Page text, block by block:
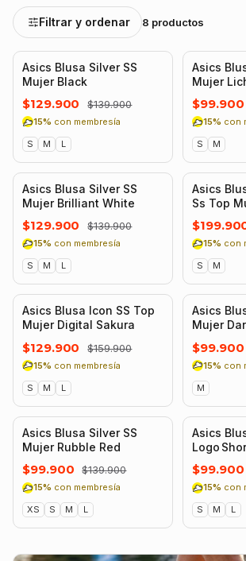
Filtrar y ordenar 8 productos
-7%
Asics Blusa Silver SS
Mujer Black
$129.900 $139.900
15% con membresía
S
M L
-29%
Asics
Mujer
$99.900
15% con
S
M
-7%
Asics Blusa Silver SS
Mujer Brilliant White
$129.900 $139.900
15% con membresía
S
M L
-9%
Asics
Ss Top
Burst
15% con
S
M
-19%
Asics Blusa Icon SS Top
Mujer Digital Sakura
$129.900 $159.900
15% con membresía
S
M L
-29%
Asics
Mujer
$99.900
15% con
M
-29%
Asics Blusa Silver SS
Mujer Rubble Red
$99.900 $139.900
15% con membresía
XS
S M L
-38%
Asics
Logo
Mujer
$99.900
15% con
S
M L